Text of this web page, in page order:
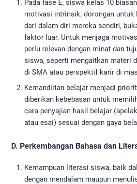
Pada fase E, siswa kelas 10
motivasi intrinsik, dorongan untuk
dari dalam diri mereka sendiri,
faktor luar. Untuk menjaga
perlu relevan dengan minat dan
siswa, seperti mengaitkan materi
di SMA atau perspektif karir di
Kemandirian belajar menjadi
diberikan kebebasan untuk
cara penyajian hasil belajar
atau esai) sesuai dengan gaya
D. Perkembangan Bahasa dan
Kemampuan literasi siswa, baik
dengan mendalam maupun